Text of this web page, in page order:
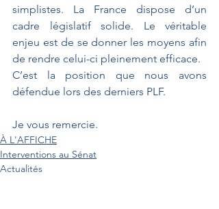
simplistes. La France dispose d’un
cadre législatif solide. Le véritable
enjeu est de se donner les moyens afin
de rendre celui-ci pleinement efficace.
C’est la position que nous avons
défendue lors des derniers PLF.
Je vous remercie.
À L'AFFICHE
Interventions au Sénat
Actualités